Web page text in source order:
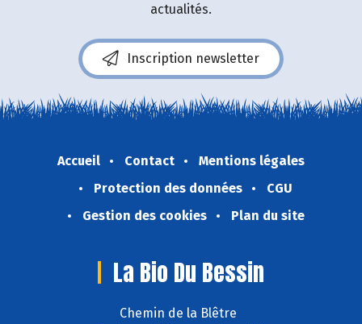
actualités.
Inscription newsletter
Accueil Contact
Mentions légales
Protection des données
CGU
Gestion des cookies
Plan du site
La Bio Du Bessin
Chemin de la Blêtre